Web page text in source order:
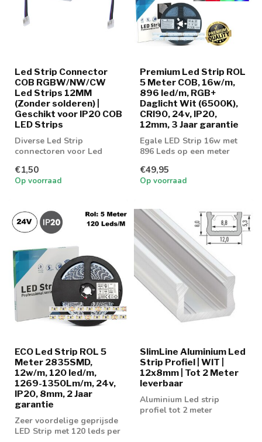
Led Strip Connector
COB RGBW/NW/CW
Led Strips 12MM
(Zonder solderen) |
Geschikt voor IP20 COB
LED Strips
Diverse Led Strip
connectoren voor Led
€1,50
Op voorraad
Premium Led Strip ROL
5 Meter COB, 16w/m,
896 led/m, RGB+
Daglicht Wit (6500K),
CRI90, 24v, IP20,
12mm, 3 Jaar garantie
Egale LED Strip 16w met
896 Leds op een meter
Techniek met RGB ...
€49,95
Op voorraad
ECO Led Strip ROL 5
Meter 2835SMD,
12w/m, 120 led/m,
1269-1350Lm/m, 24v,
IP20, 8mm, 2 Jaar
garantie
Zeer voordelige geprijsde
LED Strip met 120 leds per
SlimLine Aluminium Led
Strip Profiel | WIT |
12x8mm | Tot 2 Meter
leverbaar
Aluminium Led strip
profiel tot 2 meter